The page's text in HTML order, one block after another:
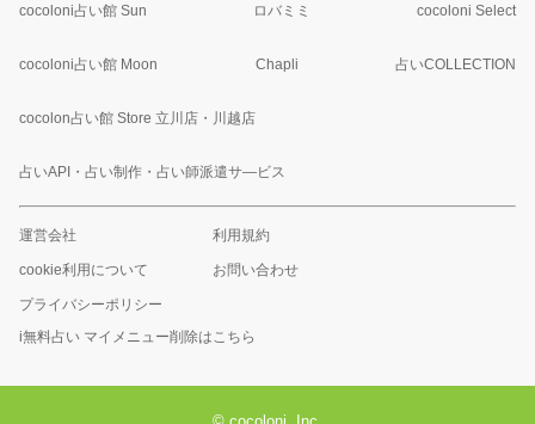
cocoloni占い館 Sun ロバミミ cocoloni Select
cocoloni占い館 Moon Chapli 占いCOLLECTION
cocolon占い館 Store 立川店・川越店
占いAPI・占い制作・占い師派遣サ―ビス
運営会社 利用規約
cookie利用について お問い合わせ
プライバシーポリシー
i無料占い マイメニュー削除はこちら